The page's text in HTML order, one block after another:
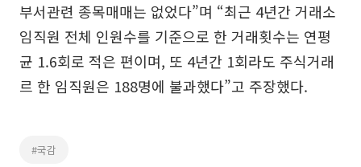
부서관련 종목매매는 없었다”며 “최근 4년간 거래소
임직원 전체 인원수를 기준으로 한 거래횟수는 연평
균 1.6회로 적은 편이며, 또 4년간 1회라도 주식거래
르 한 임직원은 188명에 불과했다”고 주장했다.
#국감